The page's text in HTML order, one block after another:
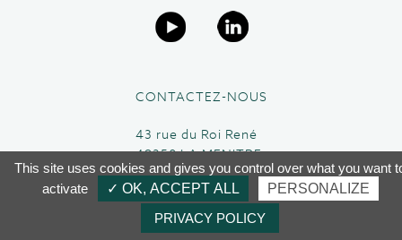
CONTACTEZ-NOUS
43 rue du Roi René
49250 LA MENITRE
02 41 45 63 95
Mentions légales- Conception:
This site uses cookies and gives you control over what you want
activate
✓ OK, ACCEPT ALL
PERSONALIZE
PRIVACY POLICY